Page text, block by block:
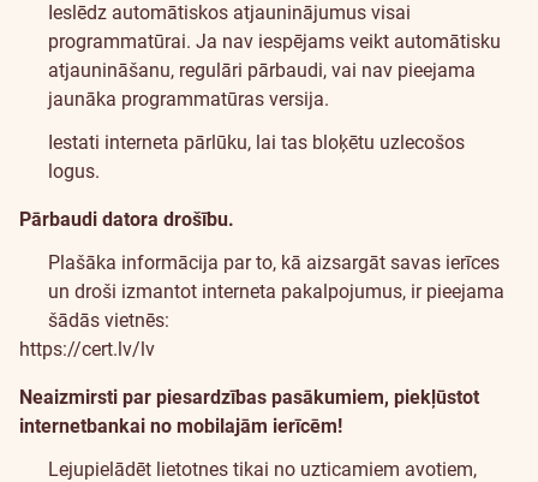
Ieslēdz automātiskos atjauninājumus visai
programmatūrai. Ja nav iespējams veikt automātisku
atjaunināšanu, regulāri pārbaudi, vai nav pieejama
jaunāka programmatūras versija.
Iestati interneta pārlūku, lai tas bloķētu uzlecošos
logus.
Pārbaudi datora drošību.
Plašāka informācija par to, kā aizsargāt savas ierīces
un droši izmantot interneta pakalpojumus, ir pieejama
šādās vietnēs:
https://cert.lv/lv
Neaizmirsti par piesardzības pasākumiem, piekļūstot
internetbankai no mobilajām ierīcēm!
Lejupielādēt lietotnes tikai no uzticamiem avotiem,